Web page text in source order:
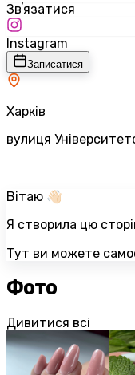
Звʼязатися
Instagram
Записатися
Харків
вулиця
Вітаю 👋🏻
Я створила цю
Тут ви можете
Фото
Дивитися всі